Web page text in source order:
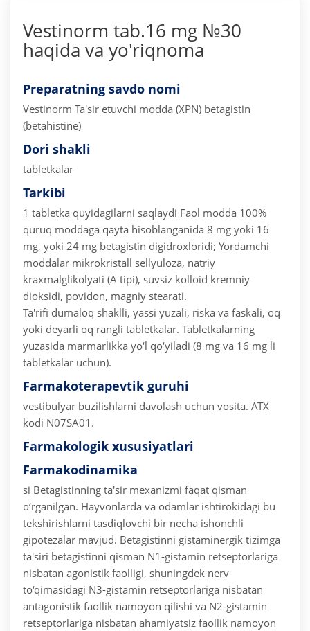
Vestinorm tab.16 mg №30
haqida va yo'riqnoma
Preparatning savdo nomi
Vestinorm Ta'sir etuvchi modda (XPN) betagistin
(betahistine)
Dori shakli
tabletkalar
Tarkibi
1 tabletka quyidagilarni saqlaydi Faol modda 100%
quruq moddaga qayta hisoblanganida 8 mg yoki 16
mg, yoki 24 mg betagistin digidroxloridi; Yordamchi
moddalar mikrokristall sellyuloza, natriy
kraxmalglikolyati (A tipi), suvsiz kolloid kremniy
dioksidi, povidon, magniy stearati.
Ta'rifi dumaloq shaklli, yassi yuzali, riska va faskali, oq
yoki deyarli oq rangli tabletkalar. Tabletkalarning
yuzasida marmarlikka yo‘l qo‘yiladi (8 mg va 16 mg li
tabletkalar uchun).
Farmakoterapevtik guruhi
vestibulyar buzilishlarni davolash uchun vosita. ATX
kodi N07SA01.
Farmakologik xususiyatlari
Farmakodinamika
si Betagistinning ta'sir mexanizmi faqat qisman
o‘rganilgan. Hayvonlarda va odamlar ishtirokidagi bu
tekshirishlarni tasdiqlovchi bir necha ishonchli
gipotezalar mavjud. Betagistinni gistaminergik tizimga
ta'siri betagistinni qisman N1-gistamin retseptorlariga
nisbatan agonistik faolligi, shuningdek nerv
to‘qimasidagi N3-gistamin retseptorlariga nisbatan
antagonistik faollik namoyon qilishi va N2-gistamin
retseptorlariga nisbatan ahamiyatsiz faollik namoyon